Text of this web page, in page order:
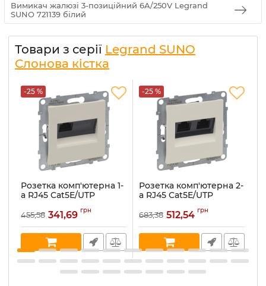
Вимикач жалюзі 3-позиційний 6A/250V Legrand
SUNO 721139 білий
Товари з серії Legrand SUNO
Слонова кістка
-25 %
Розетка комп'ютерна 1-
а RJ45 Cat5E/UTP
слонова кістка
Артикул:721250
В наявності:
455,58 341,69 грн
-25 %
Розетка комп'ютерна 2-
а RJ45 Cat5E/UTP
слонова кістка
Артикул:721251
В наявності:
683,38 512,54 грн